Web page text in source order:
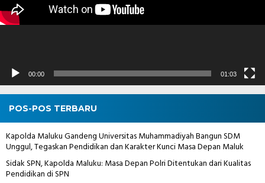
00:00 01:03
POS-POS TERBARU
Kapolda Maluku Gandeng Universitas Muhammadiyah Bangun SDM
Unggul, Tegaskan Pendidikan dan Karakter Kunci Masa Depan Maluk
Sidak SPN, Kapolda Maluku: Masa Depan Polri Ditentukan dari Kualitas
Pendidikan di SPN